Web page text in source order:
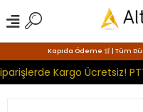
Kapıda Ödeme 🛒 | Tüm
Kargo Ücretsiz!